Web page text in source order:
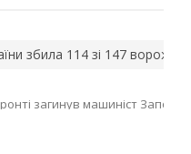
збила 114 зі 147 ворожих
загинув машиніст